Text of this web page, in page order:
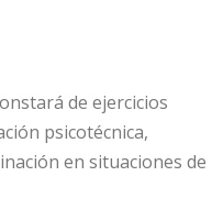
de ejercicios
psicotécnica,
en situaciones de